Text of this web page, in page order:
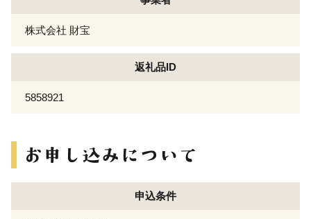
株式会社 財宝
返礼品ID
5858921
申込条件